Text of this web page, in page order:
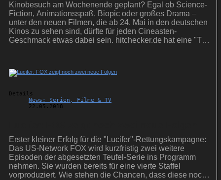
Kinobesuch am Wochenende geplant? Egal ob Science-
Fiction, Animationsspaß, Biopic oder großes Drama –
unter den neuen Filmen, die ab 24. Mai in den deutschen
Kinos zu sehen sind, dürfte für jeden Cineasten-
Geschmack etwas dabei sein. hitchecker.de hat eine "Top
Details
News: Serien, Filme & TV
22.05.2018
Erster kleiner Erfolg für die "Lucifer"-Rettungskampagne:
Das US-Network FOX wird kurzfristig zwei weitere
Episoden der abgesetzten Teufel-Serie ins Programm
nehmen. Sie wurden bereits für eine vierte Staffel
vorproduziert. Wie stehen die Chancen, dass diese noch